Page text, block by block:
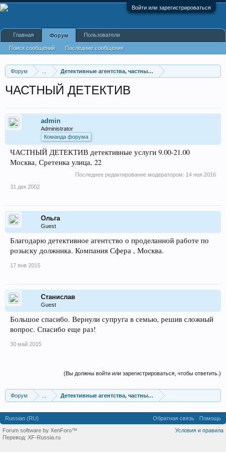
Войти или зарегистрироваться
Форум Детективные агентства, частные детективы
ЧАСТНЫЙ ДЕТЕКТИВ
admin
Administrator
Команда форума
ЧАСТНЫЙ ДЕТЕКТИВ детективные услуги 9.00-21.00
Москва, Сретенка улица, 22
Последнее редактирование модератором: 14 ноя 2016
31 дек 2002
Ольга
Guest
Благодарю детективное агентство о проделанной работе по
розыску должника. Компания Сфера , Москва.
17 янв 2015
Станислав
Guest
Большое спасибо. Вернули супруга в семью, решив сложный
вопрос. Спасибо еще раз!
30 май 2015
(Вы должны войти или зарегистрироваться, чтобы ответить.)
Форум Детективные агентства, частные детективы
Главная Форум
Поиск сообщений Последние сообщения
Пользователи
Russian (RU) Обратная связь
Помощь
Условия и правила
Forum software by XenForo™
Перевод: XF-Russia.ru